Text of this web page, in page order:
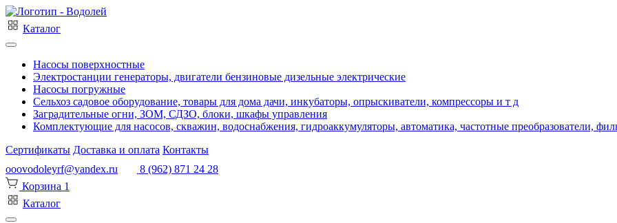
Каталог
Насосы поверхностные
Электростанции генераторы, двигатели бензиновые дизельные электрические
Насосы погружные
Сельхоз садовое оборудование, товары для дома дачи, инкубаторы, опрыскиватели, компрессоры и т д
Заградительные огни, ЗОМ, СДЗО, блоки, шкафы управления
Комплектующие для насосов, скважин, водоснабжения, гидроаккумуляторы, автоматика, частотные преобразователи,
Сертификаты Доставка и оплата Контакты
ooovodoleyrf@yandex.ru
8 (962) 871 24 28
Корзина 1
Каталог